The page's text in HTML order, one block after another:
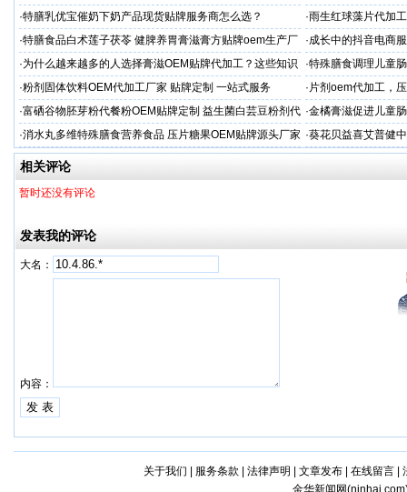
专业
·特膳乳优宝催奶下奶产品现货贴牌服务商怎么选？ ·雨生红球藻片代加
定制
·特膳食品白术莲子茯苓 健脾养胃膏滋膏方贴牌oem生产厂
家
·成长中的抖音电商
土？
·为什么越来越多的人选择膏滋OEM贴牌代加工？这些知识
值得收藏
·特殊膳食调理儿童
代加工
·粉剂固体饮料OEM代加工厂家 贴牌定制 一站式服务 · 片剂oem代加工，
·富硒谷物胚芽粉代餐粉OEM贴牌定制 益生菌白芸豆粉剂代
加工
·金橘膏滋促进儿童
代加工
·消水丸多维特殊膳食营养食品 压片糖果OEM贴牌源头厂家 ·葵花贝益喜艾普健
相关评论
暂时还没有评论
发表我的评论
大名：
内容：
关于我们 服务条款 法律声明 文章发布| 在线留言|
金华新闻网(ninhai.com